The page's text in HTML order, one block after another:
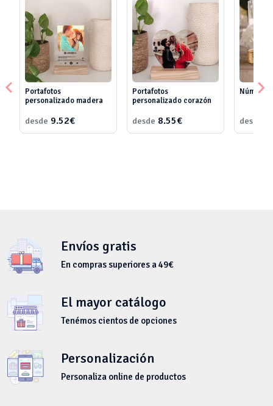
Portafotos
personalizado madera
desde 9.52€
Portafotos
personalizado corazón
desde 8.55€
Números
desde
Envíos gratis
En compras superiores a 49€
El mayor catálogo
Tenémos cientos de opciones
Personalización
Personaliza online de productos